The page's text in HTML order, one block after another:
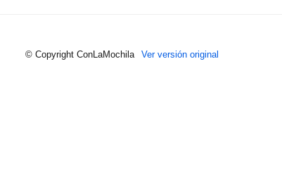
© Copyright ConLaMochila Ver versión original